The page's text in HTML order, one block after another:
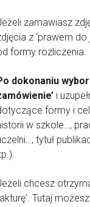
zamawiasz
z ‘prawem
formy rozliczenia.
dokonaniu
i
formy i
w szkole…,
tytuł
chcesz
Tutaj